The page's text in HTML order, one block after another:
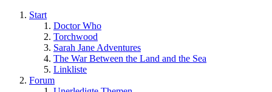
Start
Doctor Who
Torchwood
Sarah Jane Adventures
The War Between the Land and the Sea
Linkliste
Forum